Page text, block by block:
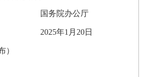
国务院办公厅
2025年1月20日
）